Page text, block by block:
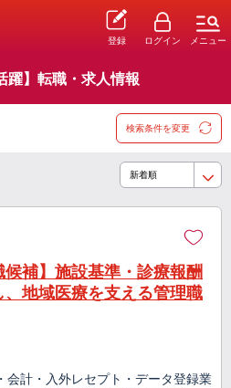
登録 ログイン メニュー
躍】転職・求人情報
検索条件を変更
候補】施設基準・診療報酬
地域医療を支える管理職
会計・入外レセプト・データ登録業